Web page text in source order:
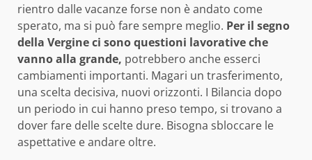
rientro dalle vacanze forse non è andato come
sperato, ma si può fare sempre meglio. Per il segno
della Vergine ci sono questioni lavorative che
vanno alla grande, potrebbero anche esserci
cambiamenti importanti. Magari un trasferimento,
una scelta decisiva, nuovi orizzonti. I Bilancia dopo
un periodo in cui hanno preso tempo, si trovano a
dover fare delle scelte dure. Bisogna sbloccare le
aspettative e andare oltre.